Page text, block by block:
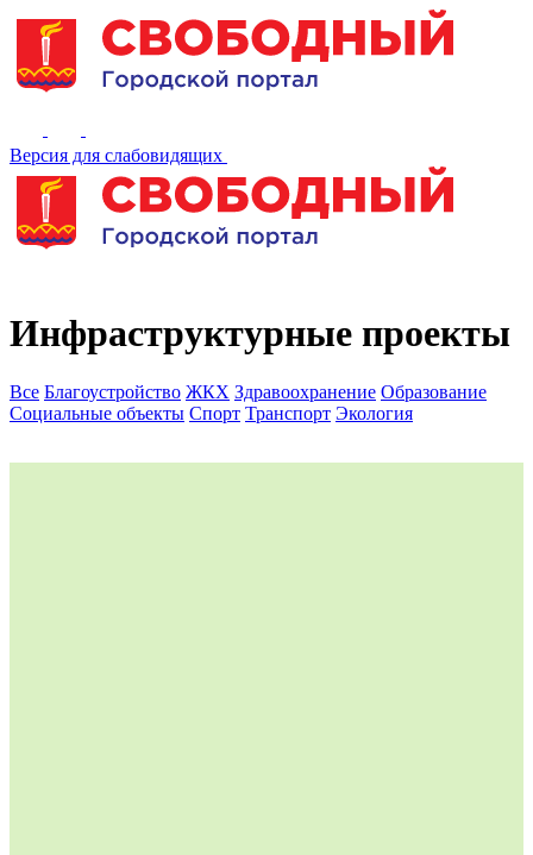
Версия для слабовидящих
Инфраструктурные проекты
Все Благоустройство ЖКХ Здравоохранение Образование
Социальные объекты Спорт Транспорт Экология